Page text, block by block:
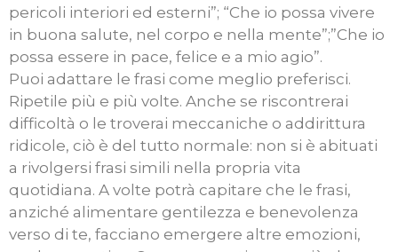
pericoli interiori ed esterni”; “Che io possa vivere
in buona salute, nel corpo e nella mente”;”Che io
possa essere in pace, felice e a mio agio”.
Puoi adattare le frasi come meglio preferisci.
Ripetile più e più volte. Anche se riscontrerai
difficoltà o le troverai meccaniche o addirittura
ridicole, ciò è del tutto normale: non si è abituati
a rivolgersi frasi simili nella propria vita
quotidiana. A volte potrà capitare che le frasi,
anziché alimentare gentilezza e benevolenza
verso di te, facciano emergere altre emozioni,